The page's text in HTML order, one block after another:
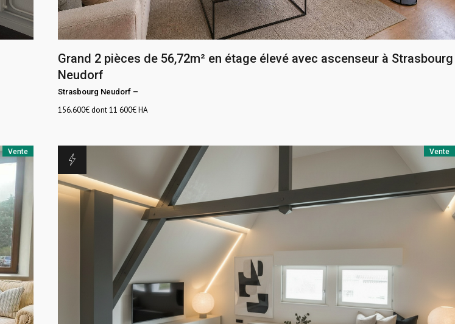
Grand 2 pièces de 56,72m² en étage élevé avec ascenseur à Strasbourg
Neudorf
Strasbourg Neudorf –
156.600€ dont 11 600€ HA
Vente Vente